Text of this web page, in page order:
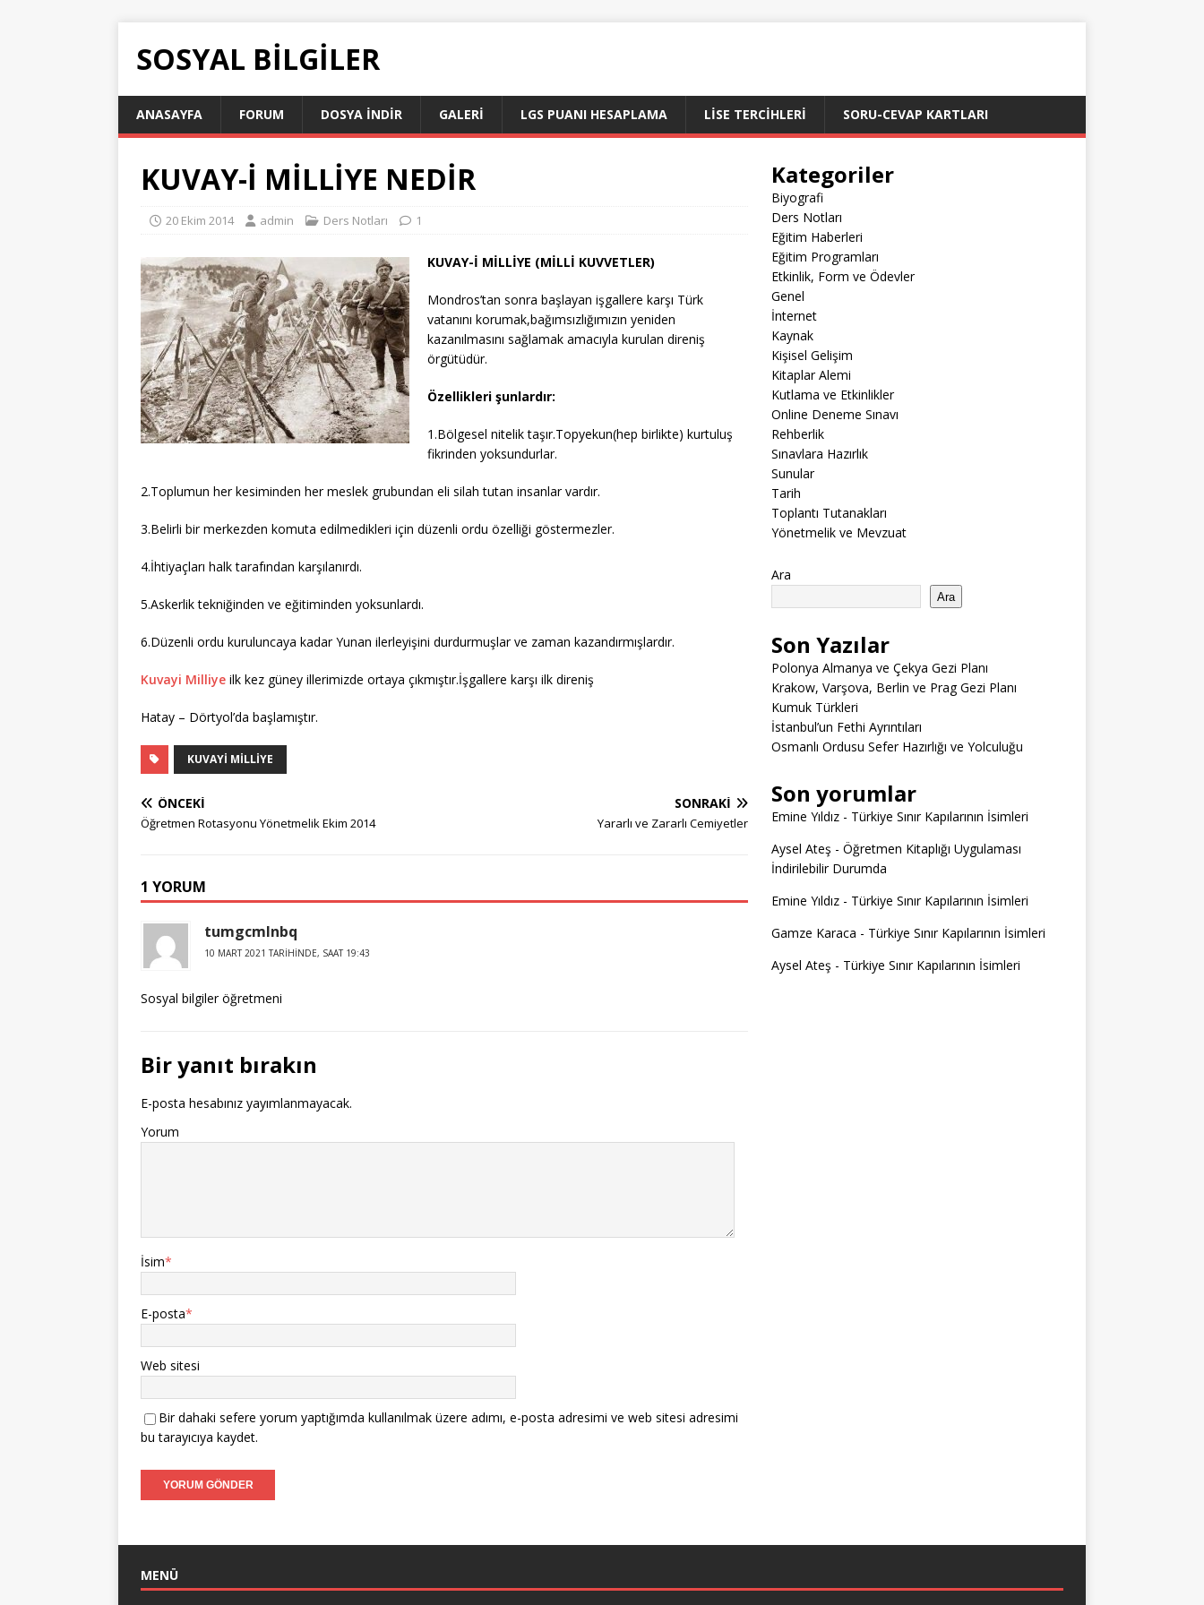
SOSYAL BILGILER
ANASAYFA FORUM DOSYA İNDIR GALERI LGS PUANI HESAPLAMA LİSE TERCİHLERİ SORU-CEVAP KARTLARI
KUVAY-İ MİLLİYE NEDİR
20 Ekim 2014 admin Ders Notları 1
KUVAY-İ MİLLİYE (MİLLİ KUVVETLER)
Mondros’tan sonra başlayan işgallere karşı Türk
vatanını korumak,bağımsızlığımızın yeniden
kazanılmasını sağlamak amacıyla kurulan direniş
örgütüdür.
Özellikleri şunlardır:
1.Bölgesel nitelik taşır.Topyekun(hep birlikte) kurtuluş
fikrinden yoksundurlar.
2.Toplumun her kesiminden her meslek grubundan eli silah tutan insanlar vardır.
3.Belirli bir merkezden komuta edilmedikleri için düzenli ordu özelliği göstermezler.
4.İhtiyaçları halk tarafından karşılanırdı.
5.Askerlik tekniğinden ve eğitiminden yoksunlardı.
6.Düzenli ordu kuruluncaya kadar Yunan ilerleyişini durdurmuşlar ve zaman kazandırmışlardır.
Kuvayi Milliye ilk kez güney illerimizde ortaya çıkmıştır.İşgallere karşı ilk direniş
Hatay – Dörtyol’da başlamıştır.
KUVAYI MILLIYE
ÖNCEKI
Öğretmen Rotasyonu Yönetmelik Ekim 2014
SONRAKI
Yararlı ve Zararlı Cemiyetler
1 YORUM
tumgcmlnbq
10 MART 2021 TARIHINDE, SAAT 19:43
Sosyal bilgiler öğretmeni
Bir yanıt bırakın
E-posta hesabınız yayımlanmayacak.
Yorum
İsim*
E-posta*
Web sitesi
Bir dahaki sefere yorum yaptığımda kullanılmak üzere adımı, e-posta adresimi ve web sitesi adresimi
bu tarayıcıya kaydet.
Kategoriler
Biyografi
Ders Notları
Eğitim Haberleri
Eğitim Programları
Etkinlik, Form ve Ödevler
Genel
İnternet
Kaynak
Kişisel Gelişim
Kitaplar Alemi
Kutlama ve Etkinlikler
Online Deneme Sınavı
Rehberlik
Sınavlara Hazırlık
Sunular
Tarih
Toplantı Tutanakları
Yönetmelik ve Mevzuat
Ara
Ara
Son Yazılar
Polonya Almanya ve Çekya Gezi Planı
Krakow, Varşova, Berlin ve Prag Gezi Planı
Kumuk Türkleri
İstanbul’un Fethi Ayrıntıları
Osmanlı Ordusu Sefer Hazırlığı ve Yolculuğu
Son yorumlar
Emine Yıldız- Türkiye Sınır Kapılarının İsimleri
Aysel Ateş - Öğretmen Kitaplığı Uygulaması
İndirilebilir Durumda
Emine Yıldız- Türkiye Sınır Kapılarının İsimleri
Gamze Karaca - Türkiye Sınır Kapılarının İsimleri
Aysel Ateş - Türkiye Sınır Kapılarının İsimleri
MENÜ